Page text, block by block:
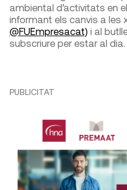
ambiental d’activitats en
informant els canvis a les
@FUEmpresacat) i al
subscriure per estar al dia.
PUBLICITAT